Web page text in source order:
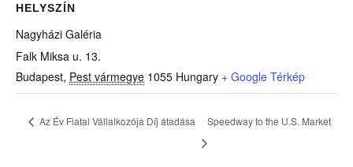
HELYSZÍN
Nagyházi Galéria
Falk Miksa u. 13.
Budapest, Pest vármegye 1055 Hungary + Google Térkép
Az Év Fiatal Vállalkozója Díj átadása Speedway to the U.S. Market